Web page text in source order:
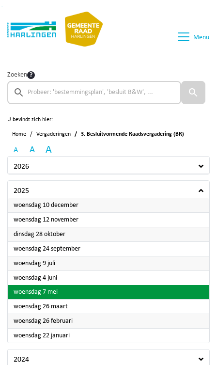
Menu
Zoeken
U bevindt zich hier:
Home Vergaderingen 3. Besluitvormende Raadsvergadering (BR)
A A A
2026
2025
woensdag 10 december2025
woensdag 12 november2025
dinsdag 28 oktober2025
woensdag 24 september2025
woensdag 9 juli2025
woensdag 4 juni2025
woensdag 7 mei2025
woensdag 26 maart2025
woensdag 26 februari2025
woensdag 22 januari2025
2024